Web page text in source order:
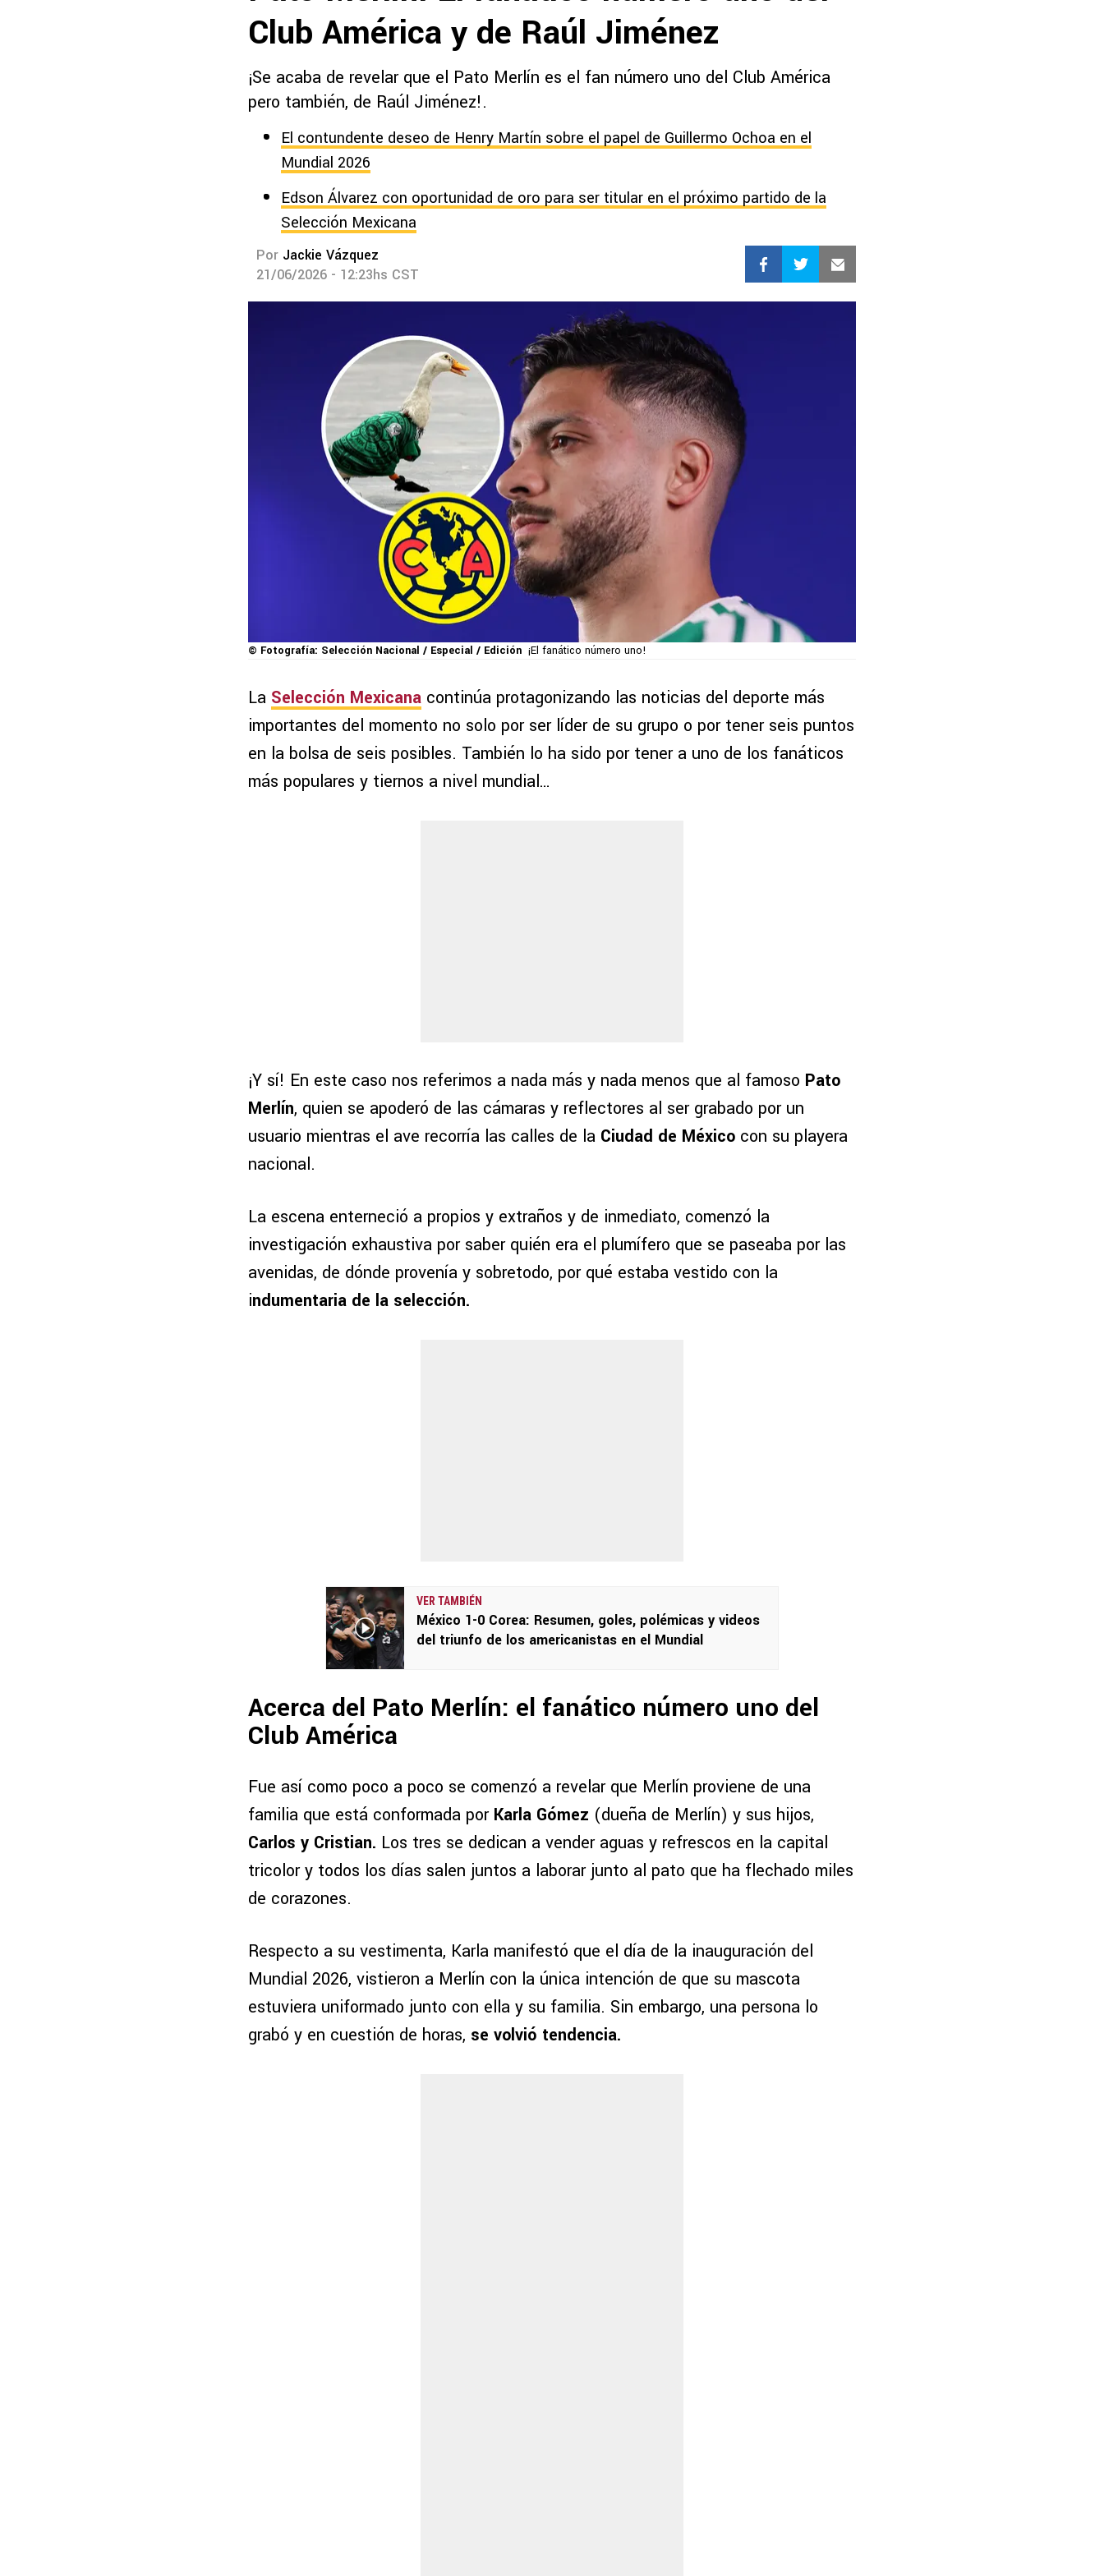
Club América y de Raúl Jiménez
¡Se acaba de revelar que el Pato Merlín es el fan número uno del Club América
pero también, de Raúl Jiménez!.
El contundente deseo de Henry Martín sobre el papel de Guillermo Ochoa en el
Mundial 2026
Edson Álvarez con oportunidad de oro para ser titular en el próximo partido de la
Selección Mexicana
Por Jackie Vázquez
21/06/2026 - 12:23hs CST
© Fotografía: Selección Nacional / Especial / Edición ¡El fanático número uno!
La Selección Mexicana continúa protagonizando las noticias del deporte más
importantes del momento no solo por ser líder de su grupo o por tener seis puntos
en la bolsa de seis posibles. También lo ha sido por tener a uno de los fanáticos
más populares y tiernos a nivel mundial…
¡Y sí! En este caso nos referimos a nada más y nada menos que al famoso Pato
Merlín, quien se apoderó de las cámaras y reflectores al ser grabado por un
usuario mientras el ave recorría las calles de la Ciudad de México con su playera
nacional.
La escena enterneció a propios y extraños y de inmediato, comenzó la
investigación exhaustiva por saber quién era el plumífero que se paseaba por las
avenidas, de dónde provenía y sobretodo, por qué estaba vestido con la
indumentaria de la selección.
VER TAMBIÉN
México 1-0 Corea: Resumen, goles, polémicas y videos
del triunfo de los americanistas en el Mundial
Acerca del Pato Merlín: el fanático número uno del
Club América
Fue así como poco a poco se comenzó a revelar que Merlín proviene de una
familia que está conformada por Karla Gómez (dueña de Merlín) y sus hijos,
Carlos y Cristian. Los tres se dedican a vender aguas y refrescos en la capital
tricolor y todos los días salen juntos a laborar junto al pato que ha flechado miles
de corazones.
Respecto a su vestimenta, Karla manifestó que el día de la inauguración del
Mundial 2026, vistieron a Merlín con la única intención de que su mascota
estuviera uniformado junto con ella y su familia. Sin embargo, una persona lo
grabó y en cuestión de horas, se volvió tendencia.